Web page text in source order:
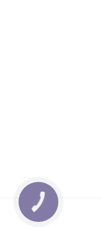
КНОПКА
ЗВ'ЯЗКУ